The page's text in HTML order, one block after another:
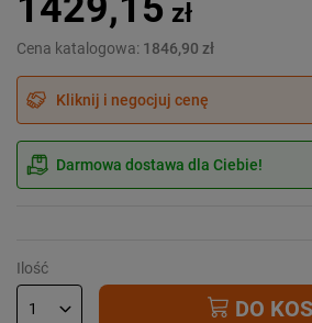
zł
Cena katalogowa: 1846,90 zł
Kliknij i negocjuj cenę
Darmowa dostawa dla Ciebie!
Ilość
DO